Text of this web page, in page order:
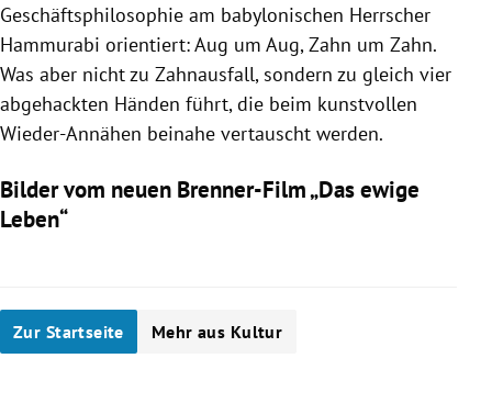
Geschäftsphilosophie am babylonischen Herrscher
Hammurabi orientiert: Aug um Aug, Zahn um Zahn.
Was aber nicht zu Zahnausfall, sondern zu gleich vier
abgehackten Händen führt, die beim kunstvollen
Wieder-Annähen beinahe vertauscht werden.
Bilder vom neuen Brenner-Film „Das ewige
Leben“
Zur Startseite Mehr aus Kultur